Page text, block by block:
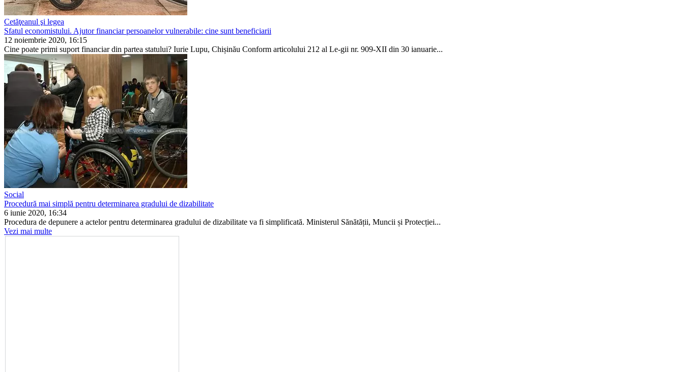
Cetăţeanul şi legea
Sfatul economistului. Ajutor financiar persoanelor vulnerabile: cine sunt beneficiarii
12 noiembrie 2020, 16:15
Cine poate primi suport financiar din partea statului? Iurie Lupu, Chișinău Conform articolului 212 al Le-gii nr. 909-XII din 30 ianuarie...
Social
Procedură mai simplă pentru determinarea gradului de dizabilitate
6 iunie 2020, 16:34
Procedura de depunere a acte­lor pentru determinarea gra­dului de dizabilitate va fi sim­plificată. Ministerul Sănătății, Muncii și Protecției...
Vezi mai multe